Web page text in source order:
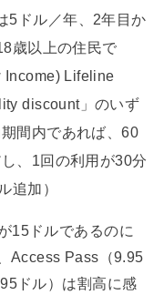
5ドル／年、2年目か
歳以上の住民で
Income) Lifeline
discount」のいず
間内であれば、60
、1回の利用が30分
追加）
15ドルであるのに
Access Pass（9.95
ドル）は割高に感